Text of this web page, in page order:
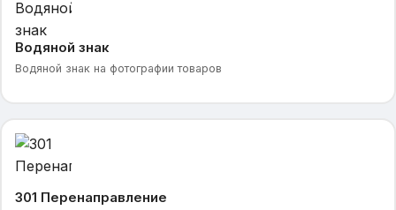
Водяной знак
Водяной знак на фотографии товаров
301 Перенаправление